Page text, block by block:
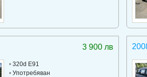
3 900 лв
• 320d E91
• Употребяван